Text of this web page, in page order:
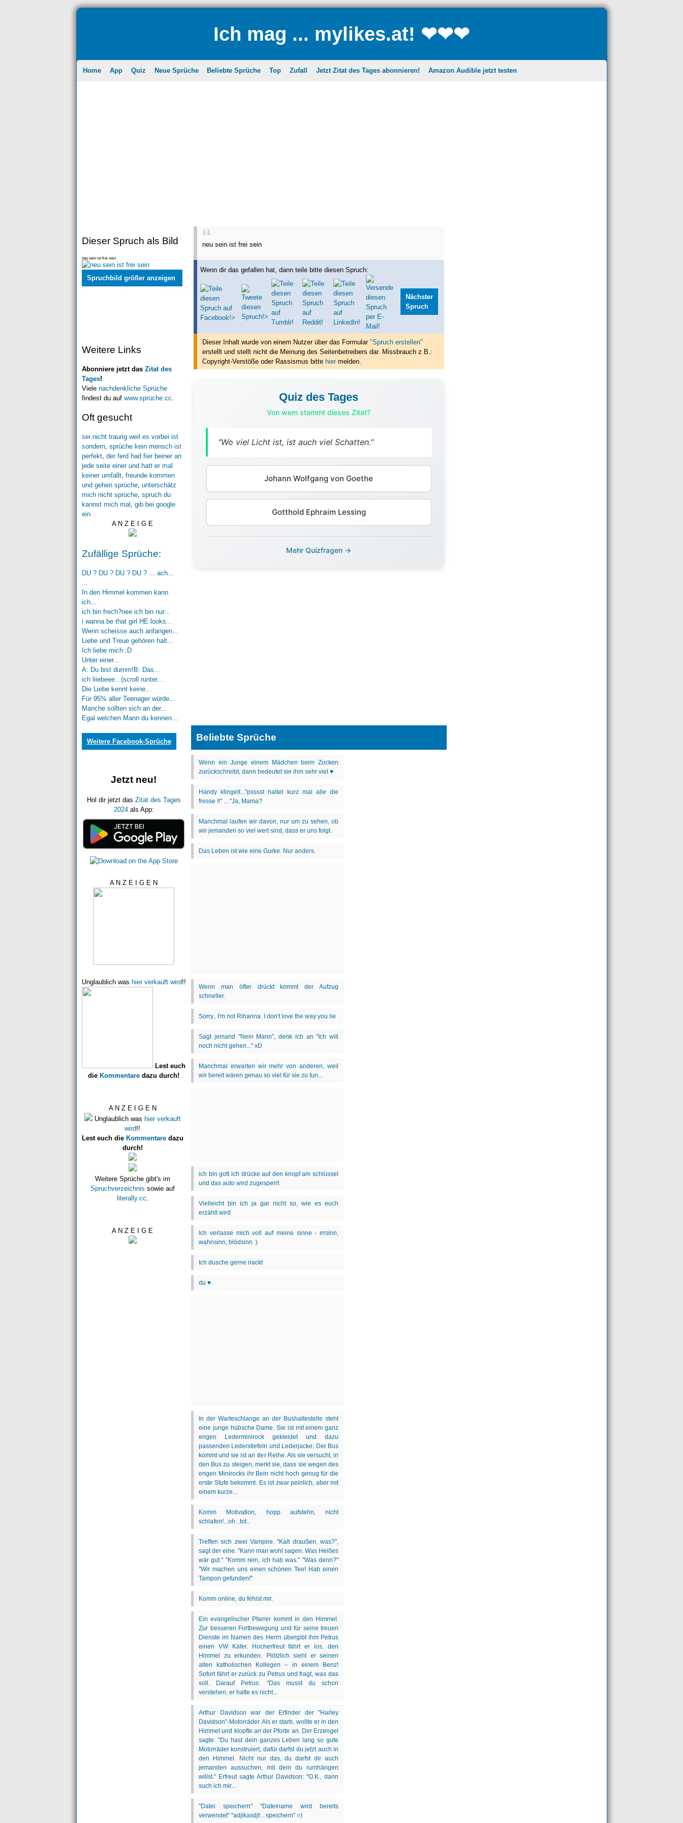
Ich mag ... mylikes.at! ❤❤❤
Home App Quiz Neue Sprüche Beliebte Sprüche Top Zufall Jetzt Zitat des Tages abonnieren! Amazon Audible jetzt testen
Dieser Spruch als Bild
neu sein ist frei sein
Spruchbild größer anzeigen
Weitere Links
Abonniere jetzt das Zitat des
Tages!
Viele nachdenkliche Sprüche
findest du auf www.sprüche.cc
Oft gesucht
sei nicht traurig weil es vorbei ist
sondern, sprüche kein mensch ist
perfekt, der ferd had fier beiner an
jede seite einer und hatt er mal
keiner umfallt, freunde kommen
und gehen sprüche, unterschätz
mich nicht sprüche, spruch du
kannst mich mal , gib bei google
ein
A N Z E I G E
Zufällige Sprüche:
DU ? DU ? DU ? DU ? ... ach...
...
In den Himmel kommen kann
ich...
ich bin frech?nee ich bin nur...
i wanna be that girl HE looks...
Wenn scheisse auch anfangen...
Liebe und Treue gehören halt...
Ich liebe mich ;D
Unter einer...
A: Du bist dumm!B: Das...
ich liiebeee...(scroll runter...
Die Liebe kennt keine...
Für 95% aller Teenager würde...
Manche sollten sich an der...
Egal welchen Mann du kennen...
Weitere Facebook-Sprüche
Jetzt neu!
Hol dir jetzt das Zitat des Tages
2024als App:
A N Z E I G E N
Unglaublich was hier verkauft wird!!
Lest euch
die Kommentare dazu durch!
A N Z E I G E N
Unglaublich was hier verkauft
wird!!
Lest euch die Kommentaredazu
durch!
Weitere Sprüche gibt's im
Spruchverzeichnis sowie auf
literally.cc
A N Z E I G E
neu sein ist frei sein
Wenn dir das gefallen hat, dann teile bitte diesen Spruch:
Nächster
Spruch
Dieser Inhalt wurde von einem Nutzer über das Formular "Spruch erstellen"
erstelltund stellt nicht die Meinung des Seitenbetreibers dar. Missbrauch z.B.:
Copyright-Verstöße oder Rassismus bitte hiermelden.
Quiz des Tages
Von wem stammt dieses Zitat?
"Wo viel Licht ist, ist auch viel Schatten."
Johann Wolfgang von Goethe
Gotthold Ephraim Lessing
Mehr Quizfragen →
Beliebte Sprüche